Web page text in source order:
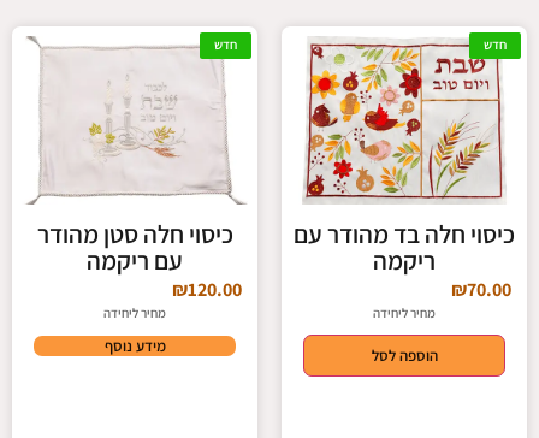
חדש
כיסוי חלה בד מהודר עם
ריקמה
₪70.00
מחיר ליחידה
הוספה לסל
חדש
כיסוי חלה סטן מהודר
עם ריקמה
₪120.00
מחיר ליחידה
מידע נוסף